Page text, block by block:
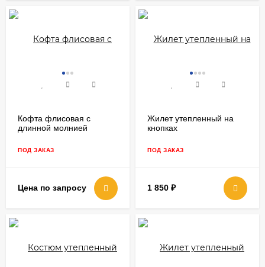
Кофта флисовая с
длинной молнией
ПОД ЗАКАЗ
Цена по запросу
Жилет утепленный на
кнопках
ПОД ЗАКАЗ
1 850 ₽